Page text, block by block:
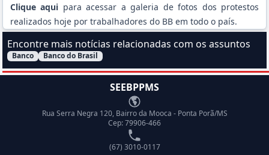
Clique aqui para acessar a galeria de fotos dos protestos
realizados hoje por trabalhadores do BB em todo o país.
Encontre mais notícias relacionadas com os assuntos
Filtrar Notícias pelo assunto:
Banco Banco do Brasil
SEEBPPMS
Endereço
Rua Serra Negra 120, Bairro da Mooca - Ponta Porã/MS
Cep: 79906-466
Telefone
(67) 3010-0117